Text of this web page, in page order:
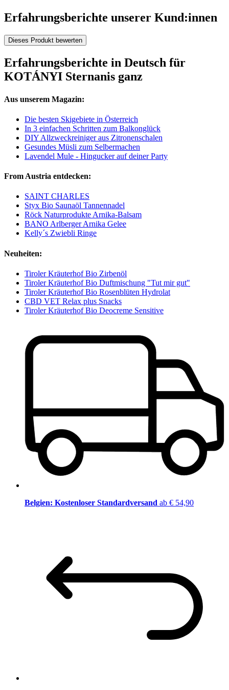
Erfahrungsberichte unserer Kund:innen
Dieses Produkt bewerten
Erfahrungsberichte in Deutsch für
KOTÁNYI Sternanis ganz
Aus unserem Magazin:
Die besten Skigebiete in Österreich
In 3 einfachen Schritten zum Balkonglück
DIY Allzweckreiniger aus Zitronenschalen
Gesundes Müsli zum Selbermachen
Lavendel Mule - Hingucker auf deiner Party
From Austria entdecken:
SAINT CHARLES
Styx Bio Saunaöl Tannennadel
Röck Naturprodukte Arnika-Balsam
BANO Arlberger Arnika Gelee
Kelly´s Zwiebli Ringe
Neuheiten:
Tiroler Kräuterhof Bio Zirbenöl
Tiroler Kräuterhof Bio Duftmischung "Tut mir gut"
Tiroler Kräuterhof Bio Rosenblüten Hydrolat
CBD VET Relax plus Snacks
Tiroler Kräuterhof Bio Deocreme Sensitive
Belgien: Kostenloser Standardversand ab € 54,90